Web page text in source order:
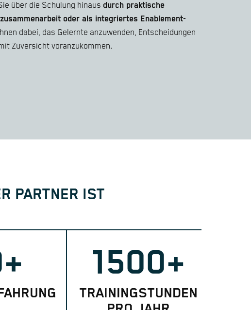
über die Schulung hinaus durch praktische
oder als integriertes Enablement-
dabei, das Gelernte anzuwenden, Entscheidungen
Zuversicht voranzukommen.
PARTNER IST
1500+
TRAININGSTUNDEN